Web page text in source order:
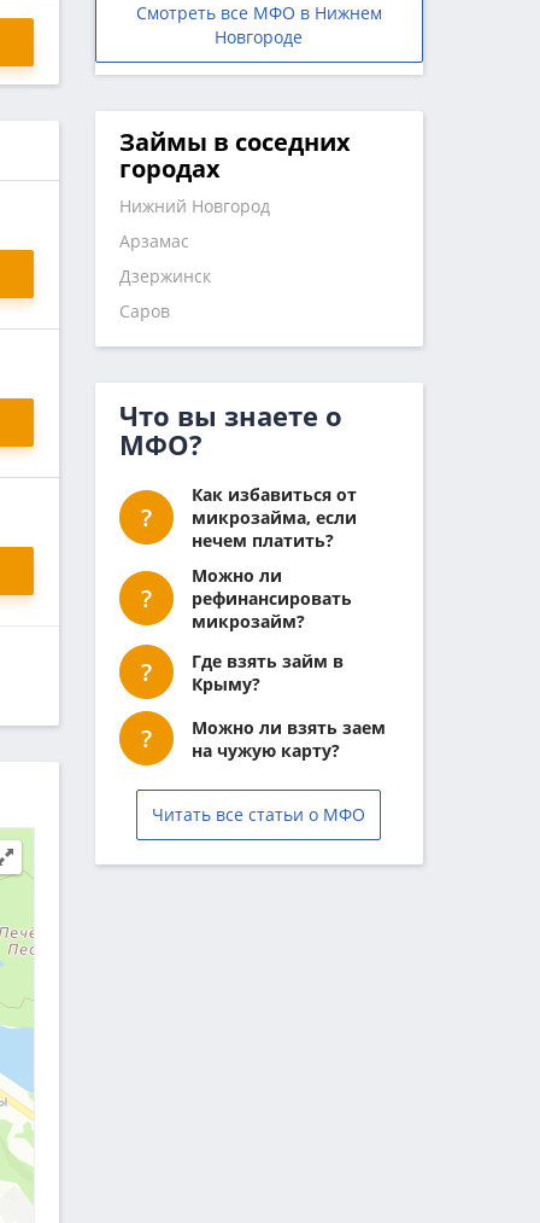
Смотреть все МФО в Нижнем
Новгороде
Займы в соседних
городах
Нижний Новгород
Арзамас
Дзержинск
Саров
Что вы знаете о
МФО?
Как избавиться от
микрозайма, если
нечем платить?
Можно ли
рефинансировать
микрозайм?
Где взять займ в
Крыму?
Можно ли взять заем
на чужую карту?
Читать все статьи о МФО